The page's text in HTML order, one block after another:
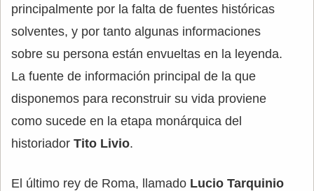
principalmente por la falta de fuentes históricas
solventes, y por tanto algunas informaciones
sobre su persona están envueltas en la leyenda.
La fuente de información principal de la que
disponemos para reconstruir su vida proviene
como sucede en la etapa monárquica del
historiador Tito Livio.
El último rey de Roma, llamado Lucio Tarquinio